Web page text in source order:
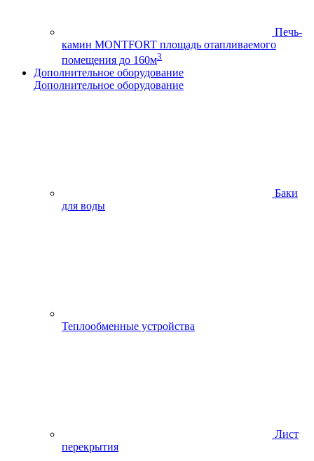
Печь-
камин MONTFORT площадь отапливаемого
помещения до 160м3
Дополнительное оборудование
Дополнительное оборудование
Баки
для воды
Теплообменные устройства
Лист
перекрытия